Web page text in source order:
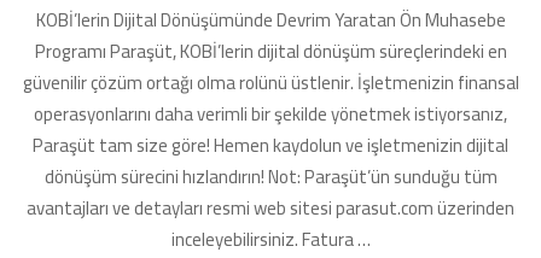
ve
Dijital
Dönüşümde
Online
Ön
Muhasebe
Programı
Paraşüt!
için
KOBİ’lerin Dijital Dönüşümünde Devrim Yaratan Ön Muhasebe
Programı Paraşüt, KOBİ’lerin dijital dönüşüm süreçlerindeki en
güvenilir çözüm ortağı olma rolünü üstlenir. İşletmenizin finansal
operasyonlarını daha verimli bir şekilde yönetmek istiyorsanız,
Paraşüt tam size göre! Hemen kaydolun ve işletmenizin dijital
dönüşüm sürecini hızlandırın! Not: Paraşüt’ün sunduğu tüm
avantajları ve detayları resmi web sitesi parasut.com üzerinden
inceleyebilirsiniz. Fatura …